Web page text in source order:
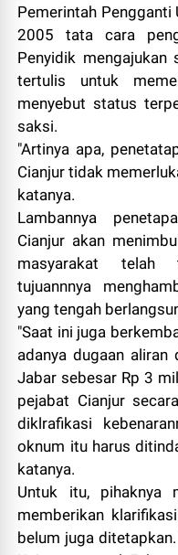
Pemerintah Pengganti
2005 tata cara
Penyidik mengajukan
tertulis untuk
menyebut status
saksi.
"Artinya apa,
Cianjur tidak
katanya.
Lambannya
Cianjur akan
masyarakat telah
tujuannnya
yang tengah
"Saat ini juga
adanya dugaan
Jabar sebesar Rp 3
pejabat Cianjur
diklrafikasi
oknum itu harus
katanya.
Untuk itu, pihaknya
memberikan
belum juga